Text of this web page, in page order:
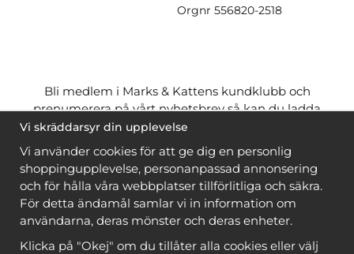
Orgnr 556820-2518
Bli medlem i Marks & Kattens kundklubb och
prenumerera på vårt nyhetsbrev så kan du ladda
ner många mönstergratisoch få många
när du handlar garn till mönstret. Du ser vilka som
är
gratis när du är inloggad
Bli medlem
Vi skräddarsyr din upplevelse
Vi använder cookies för att ge dig en personlig
shoppingupplevelse, personanpassad annonsering
och för hålla våra webbplatser tillförlitliga och säkra.
För detta ändamål samlar vi in information om
användarna, deras mönster och deras enheter.
Klicka på "Okej" om du tillåter alla cookies eller välj